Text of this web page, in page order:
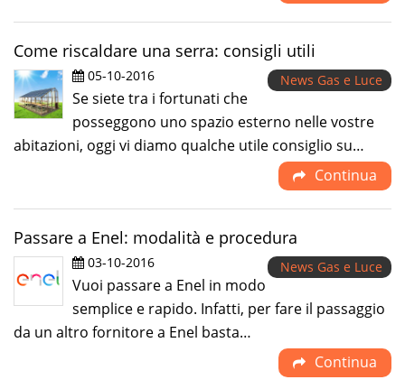
Come riscaldare una serra: consigli utili
05-10-2016 News Gas e Luce
Se siete tra i fortunati che
posseggono uno spazio esterno nelle vostre
abitazioni, oggi vi diamo qualche utile consiglio su…
Continua
Passare a Enel: modalità e procedura
03-10-2016 News Gas e Luce
Vuoi passare a Enel in modo
semplice e rapido. Infatti, per fare il passaggio
da un altro fornitore a Enel basta…
Continua